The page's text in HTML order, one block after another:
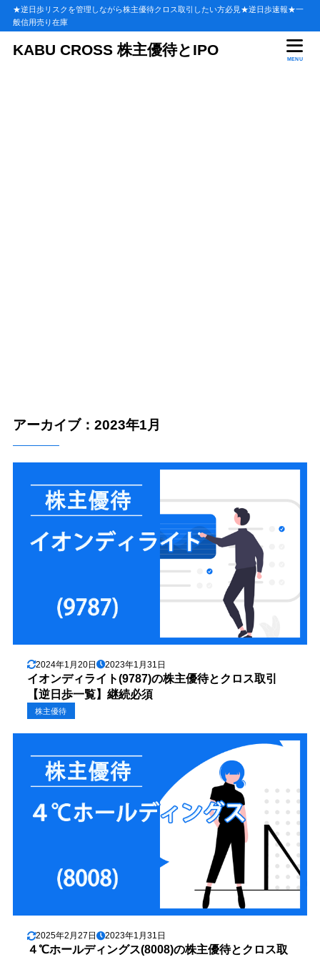
★逆日歩リスクを管理しながら株主優待クロス取引したい方必見★逆日歩速報★一
般信用売り在庫
KABU CROSS 株主優待とIPO
MENU
アーカイブ：2023年1月
2024年1月20日 2023年1月31日
イオンディライト(9787)の株主優待とクロス取引
【逆日歩一覧】継続必須
株主優待
2025年2月27日 2023年1月31日
４℃ホールディングス(8008)の株主優待とクロス取